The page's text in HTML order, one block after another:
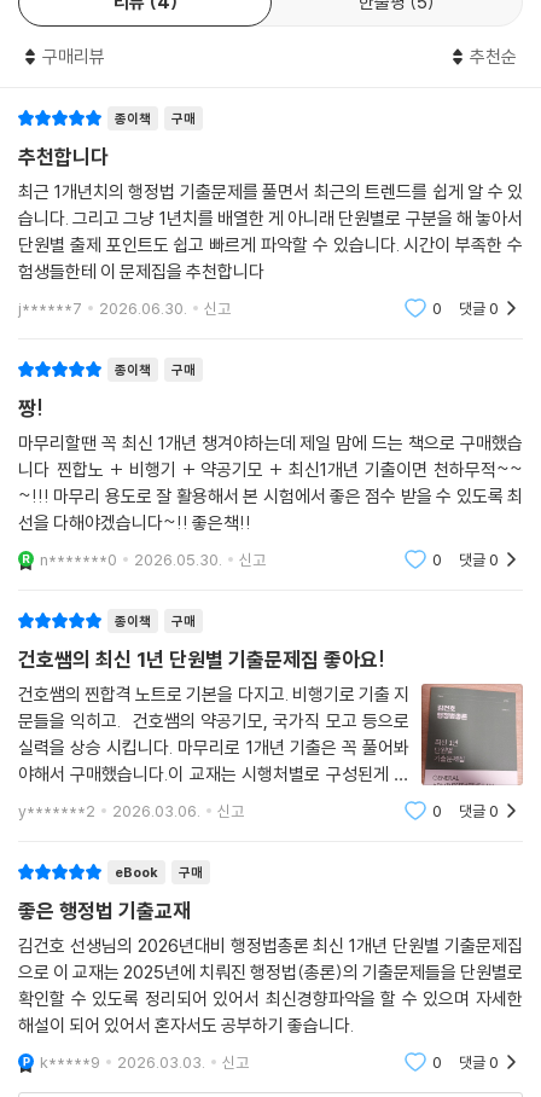
구매리뷰 추천순
종이책 구매
추천합니다
최근 1개년치의 행정법 기출문제를 풀면서 최근의 트렌드를 쉽게 알 수 있
습니다. 그리고 그냥 1년치를 배열한 게 아니래 단원별로 구분을 해 놓아서
단원별 출제 포인트도 쉽고 빠르게 파악할 수 있습니다. 시간이 부족한 수
험생들한테 이 문제집을 추천합니다
j******7 2026.06.30. 신고 0 댓글0
종이책 구매
짱!
마무리할땐 꼭 최신 1개년 챙겨야하는데 제일 맘에 드는 책으로 구매했습
니다 찐합노 + 비행기 + 약공기모 + 최신1개년 기출이면 천하무적~~
~!!! 마무리 용도로 잘 활용해서 본 시험에서 좋은 점수 받을 수 있도록 최
선을 다해야겠습니다~!! 좋은책!!
n*******0 2026.05.30. 신고 0 댓글0
종이책 구매
건호쌤의 최신 1년 단원별 기출문제집 좋아요!
건호쌤의 찐합격 노트로 기본을 다지고. 비행기로 기출 지
문들을 익히고. 건호쌤의 약공기모, 국가직 모고 등으로
실력을 상승 시킵니다. 마무리로 1개년 기출은 꼭 풀어봐
야해서 구매했습니다.이 교재는 시행처별로 구성된게 아
니라 단원별로 구성되어 있어요.한 페이지마다 문제 1개
씩 수록되어있고 밑에 해설이 아주 자세하게 수록 되어 있
y*******2 2026.03.06. 신고 0 댓글0
eBook 구매
좋은 행정법 기출교재
김건호 선생님의 2026년대비 행정법총론 최신 1개년 단원별 기출문제집
으로 이 교재는 2025년에 치뤄진 행정법(총론)의 기출문제들을 단원별로
확인할 수 있도록 정리되어 있어서 최신경향파악을 할 수 있으며 자세한
해설이 되어 있어서 혼자서도 공부하기 좋습니다.
k*****9 2026.03.03. 신고 0 댓글0